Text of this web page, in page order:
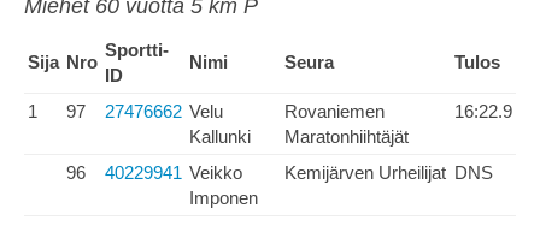
Miehet 60 vuotta 5 km P
Sija Nro
Sportti-
ID
Nimi Seura Tulos
1 97 27476662 Velu
Kallunki
Rovaniemen
Maratonhiihtäjät
16:22.9
96 40229941 Veikko
Imponen
Kemijärven Urheilijat DNS